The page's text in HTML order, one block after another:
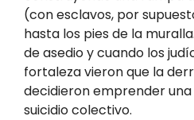
(con esclavos, por
hasta los pies de la
de asedio y cuando los
fortaleza vieron que la
decidieron emprender
suicidio colectivo.